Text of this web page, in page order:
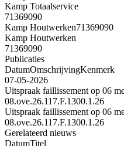
Kamp Totaalservice
71369090
Kamp Houtwerken71369090
Kamp Houtwerken
71369090
Publicaties
DatumOmschrijvingKenmerk
07-05-2026
Uitspraak faillissement op 06
08.ove.26.117.F.1300.1.26
Uitspraak faillissement op 06
08.ove.26.117.F.1300.1.26
Gerelateerd nieuws
DatumTitel